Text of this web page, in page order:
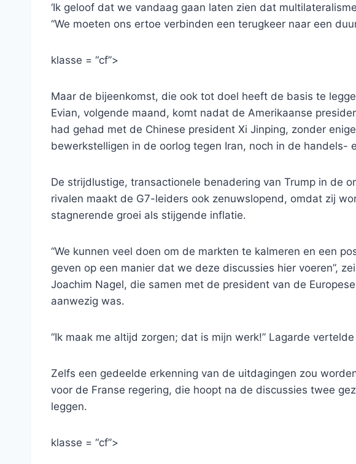
‘Ik geloof dat we vandaag gaan laten zien dat
“We moeten ons ertoe verbinden een terugkeer naar een
klasse = “cf”>
Maar de bijeenkomst, die ook tot doel heeft de basis te
Evian, volgende maand, komt nadat de Amerikaanse
had gehad met de Chinese president Xi Jinping, zonder
bewerkstelligen in de oorlog tegen Iran, noch in de handels-
De strijdlustige, transactionele benadering van Trump in de
rivalen maakt de G7-leiders ook zenuwslopend, omdat zij
stagnerende groei als stijgende inflatie.
“We kunnen veel doen om de markten te kalmeren en een
geven op een manier dat we deze discussies hier voeren”,
Joachim Nagel, die samen met de president van de
aanwezig was.
“Ik maak me altijd zorgen; dat is mijn werk!” Lagarde
Zelfs een gedeelde erkenning van de uitdagingen zou
voor de Franse regering, die hoopt na de discussies twee
leggen.
klasse = “cf”>